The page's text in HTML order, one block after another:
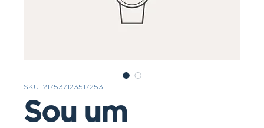
SKU: 217537123517253
Sou um